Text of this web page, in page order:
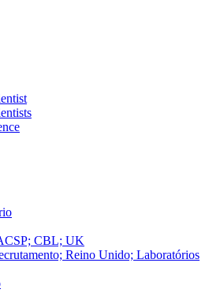
CBL; UK
Reino Unido; Laboratórios